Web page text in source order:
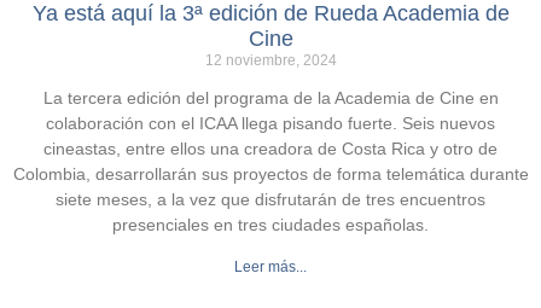
Ya está aquí la 3ª edición de Rueda Academia de
Cine
12 noviembre, 2024
La tercera edición del programa de la Academia de Cine en
colaboración con el ICAA llega pisando fuerte. Seis nuevos
cineastas, entre ellos una creadora de Costa Rica y otro de
Colombia, desarrollarán sus proyectos de forma telemática durante
siete meses, a la vez que disfrutarán de tres encuentros
presenciales en tres ciudades españolas.
Leer más...